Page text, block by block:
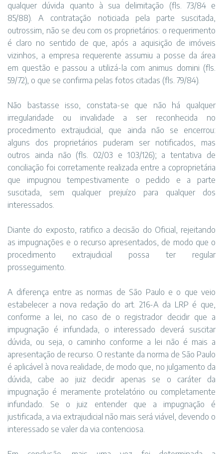
qualquer dúvida quanto à sua delimitação (fls. 73/84 e
85/88). A contratação noticiada pela parte suscitada,
outrossim, não se deu com os proprietários: o requerimento
é claro no sentido de que, após a aquisição de imóveis
vizinhos, a empresa requerente assumiu a posse da área
em questão e passou a utilizá-la com animus domini (fls.
59/72), o que se confirma pelas fotos citadas (fls. 79/84).
Não bastasse isso, constata-se que não há qualquer
irregularidade ou invalidade a ser reconhecida no
procedimento extrajudicial, que ainda não se encerrou:
alguns dos proprietários puderam ser notificados, mas
outros ainda não (fls. 02/03 e 103/126); a tentativa de
conciliação foi corretamente realizada entre a coproprietária
que impugnou tempestivamente o pedido e a parte
suscitada, sem qualquer prejuízo para qualquer dos
interessados.
Diante do exposto, ratifico a decisão do Oficial, rejeitando
as impugnações e o recurso apresentados, de modo que o
procedimento extrajudicial possa ter regular
prosseguimento.
A diferença entre as normas de São Paulo e o que veio
estabelecer a nova redação do art. 216-A da LRP é que,
conforme a lei, no caso de o registrador decidir que a
impugnação é infundada, o interessado deverá suscitar
dúvida, ou seja, o caminho conforme a lei não é mais a
apresentação de recurso. O restante da norma de São Paulo
é aplicável à nova realidade, de modo que, no julgamento da
dúvida, cabe ao juiz decidir apenas se o caráter da
impugnação é meramente protelatório ou completamente
infundado. Se o juiz entender que a impugnação é
justificada, a via extrajudicial não mais será viável, devendo o
interessado se valer da via contenciosa.